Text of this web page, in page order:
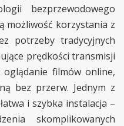
bezprzewodowego
możliwość korzystania z
potrzeby tradycyjnych
prędkości transmisji
oglądanie filmów online,
bez przerw. Jednym z
i szybka instalacja –
skomplikowanych